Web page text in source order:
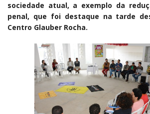
sociedade atual, a exemplo da
penal, que foi destaque na tarde
Centro Glauber Rocha.